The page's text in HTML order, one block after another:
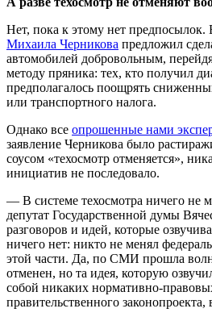
Нет, пока к этому нет
Михаила Черникова предложил
автомобилей добровольным,
методу пряника: тех, кто получил
предполагалось поощрять
или транспортного налога.
Однако все опрошенные нами
заявление Черникова было
соусом «техосмотр отменяется»,
инициатив не последовало.
— В системе техосмотра ничего не
депутат Государственной думы
разговоров и идей, которые
ничего нет: никто не менял
этой части. Да, по СМИ прошла
отменен, но та идея, которую
собой никаких нормативно-
правительственного